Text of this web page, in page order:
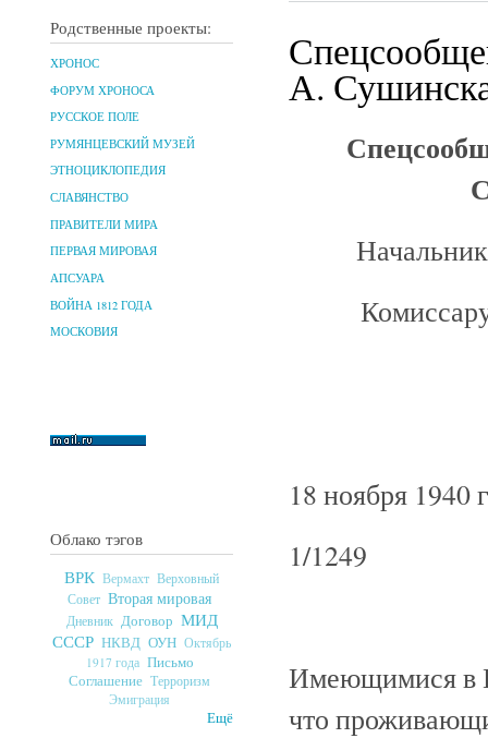
Родственные проекты:
ХРОНОС
ФОРУМ ХРОНОСА
РУССКОЕ ПОЛЕ
РУМЯНЦЕВСКИЙ МУЗЕЙ
ЭТНОЦИКЛОПЕДИЯ
СЛАВЯНСТВО
ПРАВИТЕЛИ МИРА
ПЕРВАЯ МИРОВАЯ
АПСУАРА
ВОЙНА 1812 ГОДА
МОСКОВИЯ
Облако тэгов
ВРК Вермахт Верховный
Совет Вторая мировая
Дневник Договор МИД
СССР НКВД ОУН Октябрь
1917 года Письмо
Соглашение Терроризм
Эмиграция
Ещё
А.
18 ноября 1940
1/1249
Имеющимися в
что